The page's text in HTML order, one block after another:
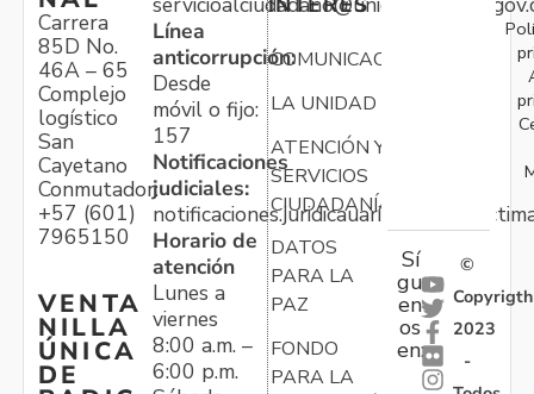
Carrera
85D No.
46A – 65
Complejo
logístico
San
Cayetano
Conmutador:
+57 (601)
7965150
VENTA
NILLA
ÚNICA
DE
Línea
anticorrupción:
Desde
móvil o fijo:
157
Notificaciones
judiciales:
Horario de
atención
Lunes a
viernes
8:00 a.m. –
6:00 p.m.
COMUNICACIONES
LA UNIDAD
ATENCIÓN Y
SERVICIOS
CIUDADANÍA
DATOS
PARA LA
PAZ
FONDO
PARA LA
Sí
gu
en
os
en:
©
Copyrigth
2023
-